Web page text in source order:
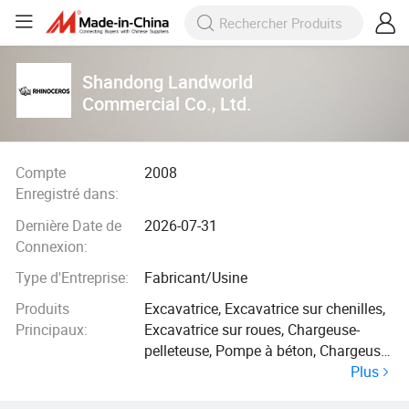
Shandong Landworld
Commercial Co., Ltd.
Compte
Enregistré dans:
2008
Dernière Date de
Connexion:
2026-07-31
Type d'Entreprise:
Fabricant/Usine
Produits
Principaux:
Excavatrice, Excavatrice sur chenilles,
Excavatrice sur roues, Chargeuse-
pelleteuse, Pompe à béton, Chargeuse
sur roues, Petite excavatrice, Camion
Plus